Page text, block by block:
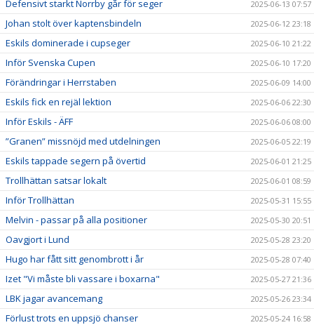
Defensivt starkt Norrby går för seger 2025-06-13 07:57
Johan stolt över kaptensbindeln 2025-06-12 23:18
Eskils dominerade i cupseger 2025-06-10 21:22
Inför Svenska Cupen 2025-06-10 17:20
Förändringar i Herrstaben 2025-06-09 14:00
Eskils fick en rejäl lektion 2025-06-06 22:30
Inför Eskils - ÄFF 2025-06-06 08:00
”Granen” missnöjd med utdelningen 2025-06-05 22:19
Eskils tappade segern på övertid 2025-06-01 21:25
Trollhättan satsar lokalt 2025-06-01 08:59
Inför Trollhättan 2025-05-31 15:55
Melvin - passar på alla positioner 2025-05-30 20:51
Oavgjort i Lund 2025-05-28 23:20
Hugo har fått sitt genombrott i år 2025-05-28 07:40
Izet "Vi måste bli vassare i boxarna" 2025-05-27 21:36
LBK jagar avancemang 2025-05-26 23:34
Förlust trots en uppsjö chanser 2025-05-24 16:58